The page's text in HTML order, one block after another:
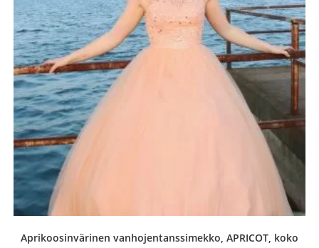
Aprikoosinvärinen vanhojentanssimekko, APRICOT, koko